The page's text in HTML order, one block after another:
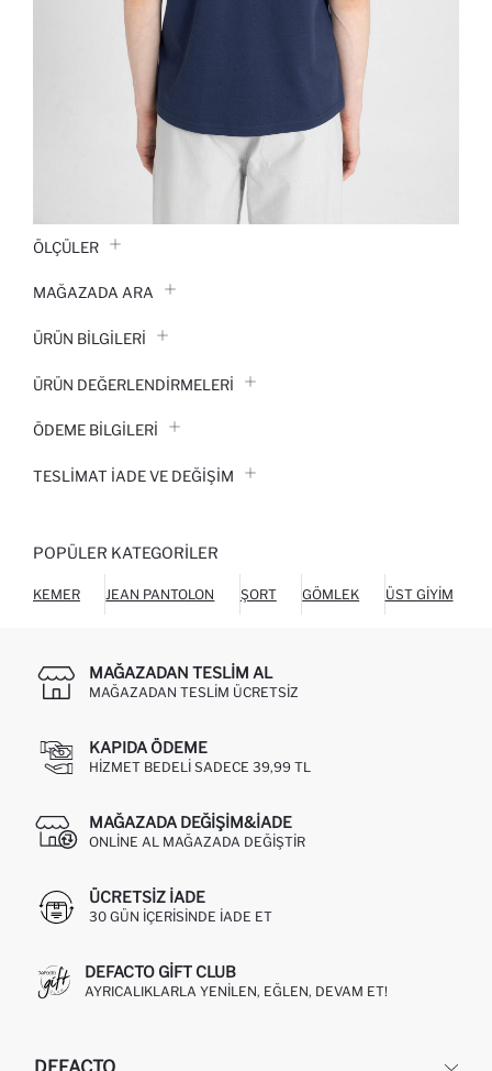
ÖLÇÜLER
MAĞAZADA ARA
ÜRÜN BILGILERI
ÜRÜN DEĞERLENDİRMELERİ
ÖDEME BİLGİLERİ
TESLIMAT İADE VE DEĞIŞIM
POPÜLER KATEGORILER
KEMER JEAN PANTOLON ŞORT GÖMLEK ÜST GIYIM
MAĞAZADAN TESLIM AL
MAĞAZADAN TESLIM ÜCRETSIZ
KAPIDA ÖDEME
HIZMET BEDELI SADECE 39,99 TL
MAĞAZADA DEĞIŞIM&İADE
ONLINE AL MAĞAZADA DEĞIŞTIR
ÜCRETSIZ IADE
30 GÜN IÇERISINDE IADE ET
DEFACTO GIFT CLUB
AYRICALIKLARLA YENILEN, EĞLEN, DEVAM ET!